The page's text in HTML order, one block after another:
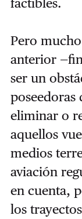
Pero
anterior
ser un
poseedoras
eliminar o
aquellos
medios
aviación
en cuenta,
los